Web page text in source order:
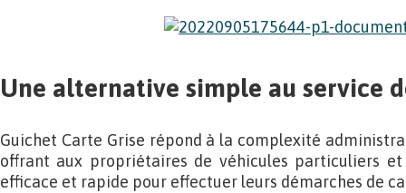
Une alternative simple au service
Guichet Carte Grise répond à la complexité
offrant aux propriétaires de véhicules particuliers
efficace et rapide pour effectuer leurs démarches de